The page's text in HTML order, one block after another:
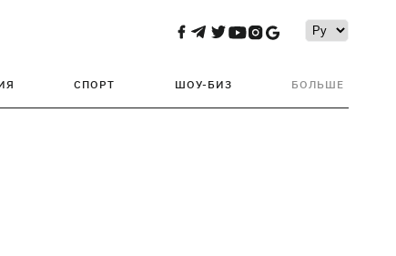
СПОРТ ШОУ-БИЗ БОЛЬШЕ